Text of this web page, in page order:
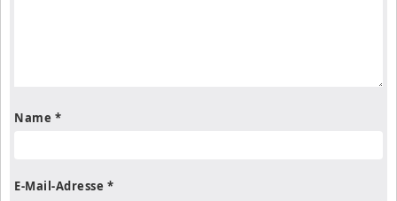
Name *
E-Mail-Adresse *